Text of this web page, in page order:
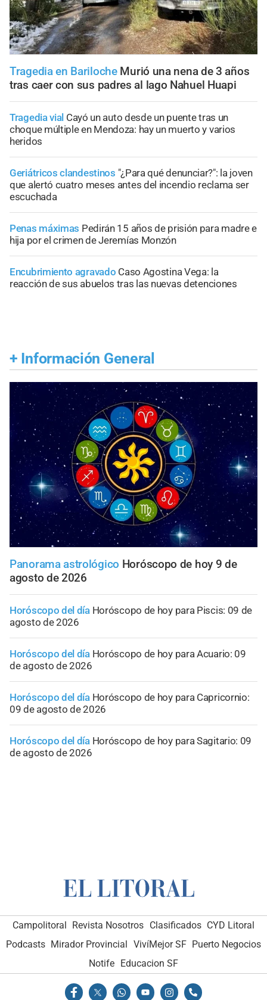
Tragedia en Bariloche Murió una nena de 3 años
tras caer con sus padres al lago Nahuel Huapi
Tragedia vial Cayó un auto desde un puente tras un
choque múltiple en Mendoza: hay un muerto y varios
heridos
Geriátricos clandestinos "¿Para qué denunciar?": la joven
que alertó cuatro meses antes del incendio reclama ser
escuchada
Penas máximas Pedirán 15 años de prisión para madre e
hija por el crimen de Jeremías Monzón
Encubrimiento agravado Caso Agostina Vega: la
reacción de sus abuelos tras las nuevas detenciones
+ Información General
Panorama astrológico Horóscopo de hoy 9 de
agosto de 2026
Horóscopo del día Horóscopo de hoy para Piscis: 09 de
agosto de 2026
Horóscopo del día Horóscopo de hoy para Acuario: 09
de agosto de 2026
Horóscopo del día Horóscopo de hoy para Capricornio:
09 de agosto de 2026
Horóscopo del día Horóscopo de hoy para Sagitario: 09
de agosto de 2026
Campolitoral Revista Nosotros Clasificados CYD Litoral
Podcasts Mirador Provincial VivíMejor SF Puerto Negocios
Notife
Educacion SF